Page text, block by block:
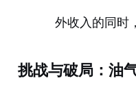
外收入的同时
挑战与破局：油